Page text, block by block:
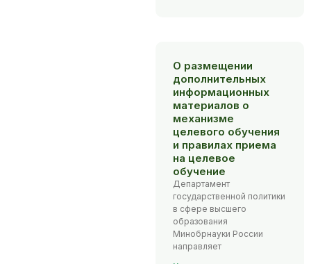
О размещении
дополнительных
информационных
материалов о
механизме
целевого обучения
и правилах приема
на целевое
обучение
Департамент
государственной политики
в сфере высшего
образования
Минобрнауки России
направляет